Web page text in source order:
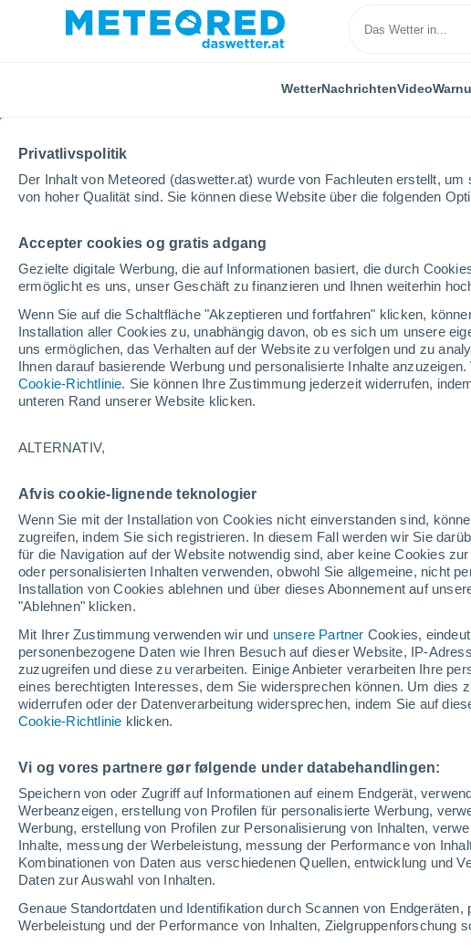
Privatlivspolitik
Der Inhalt von Meteored (daswetter.at) wurde von Fachleuten erstellt,
von hoher Qualität sind. Sie können diese Website über die folgenden
Accepter cookies og gratis adgang
Gezielte digitale Werbung, die auf Informationen basiert, die durch
ermöglicht es uns, unser Geschäft zu finanzieren und Ihnen weiterhin
Wenn Sie auf die Schaltfläche "Akzeptieren und fortfahren" klicken,
Installation aller Cookies zu, unabhängig davon, ob es sich um unsere
uns ermöglichen, das Verhalten auf der Website zu verfolgen und zu
Ihnen darauf basierende Werbung und personalisierte Inhalte
Cookie-Richtlinie. Sie können Ihre Zustimmung jederzeit widerrufen,
unteren Rand unserer Website klicken.
ALTERNATIV,
Afvis cookie-lignende teknologier
Wenn Sie mit der Installation von Cookies nicht einverstanden sind,
zugreifen, indem Sie sich registrieren. In diesem Fall werden wir Sie
für die Navigation auf der Website notwendig sind, aber keine Cookies
oder personalisierten Inhalten verwenden, obwohl Sie allgemeine, nicht
Installation von Cookies ablehnen und über dieses Abonnement auf
"Ablehnen" klicken.
Mit Ihrer Zustimmung verwenden wir und unsere Partner Cookies,
personenbezogene Daten wie Ihren Besuch auf dieser Website, IP-
zuzugreifen und diese zu verarbeiten. Einige Anbieter verarbeiten Ihre
eines berechtigten Interesses, dem Sie widersprechen können. Um dies
widerrufen oder der Datenverarbeitung widersprechen, indem Sie auf
Cookie-Richtlinie klicken.
Vi og vores partnere gør følgende under databehandlingen:
Speichern von oder Zugriff auf Informationen auf einem Endgerät,
Werbeanzeigen, erstellung von Profilen für personalisierte Werbung,
Werbung, erstellung von Profilen zur Personalisierung von Inhalten,
Inhalte, messung der Werbeleistung, messung der Performance von
Kombinationen von Daten aus verschiedenen Quellen, entwicklung und
Daten zur Auswahl von Inhalten.
Genaue Standortdaten und Identifikation durch Scannen von
Werbeleistung und der Performance von Inhalten, Zielgruppenforschung
WetterNachrichtenVideo
Home Niederösterreich Hochkar
Hochkar
Eröffnung
134 fehlende Tage
Geschlossen
Schneebericht heute
Pisten nach
Schwierigkeitsgrad
0 8 8 4
befahrbare Pistenkilometer 0 / 19
Offene Pisten 0 / 20
Webcams in Hochkar